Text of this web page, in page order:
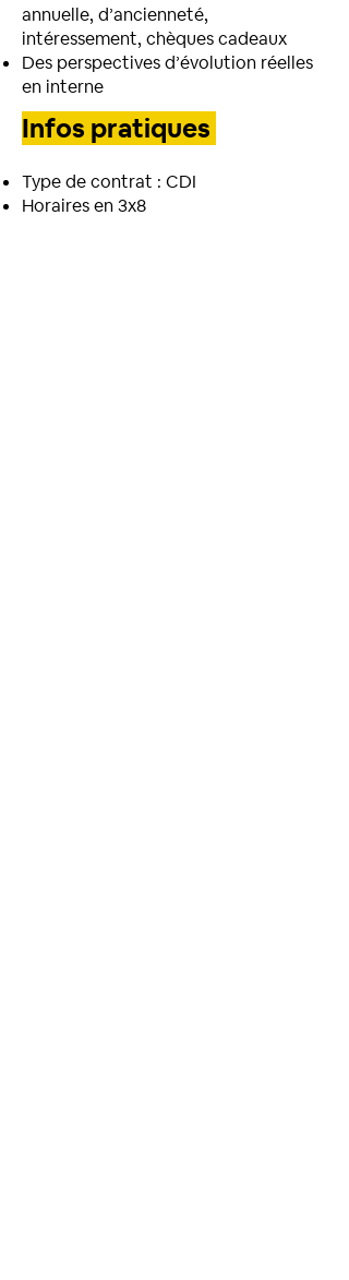
annuelle, d’ancienneté,
intéressement, chèques cadeaux
Des perspectives d’évolution réelles
en interne
Infos pratiques
Type de contrat : CDI
Horaires en 3x8